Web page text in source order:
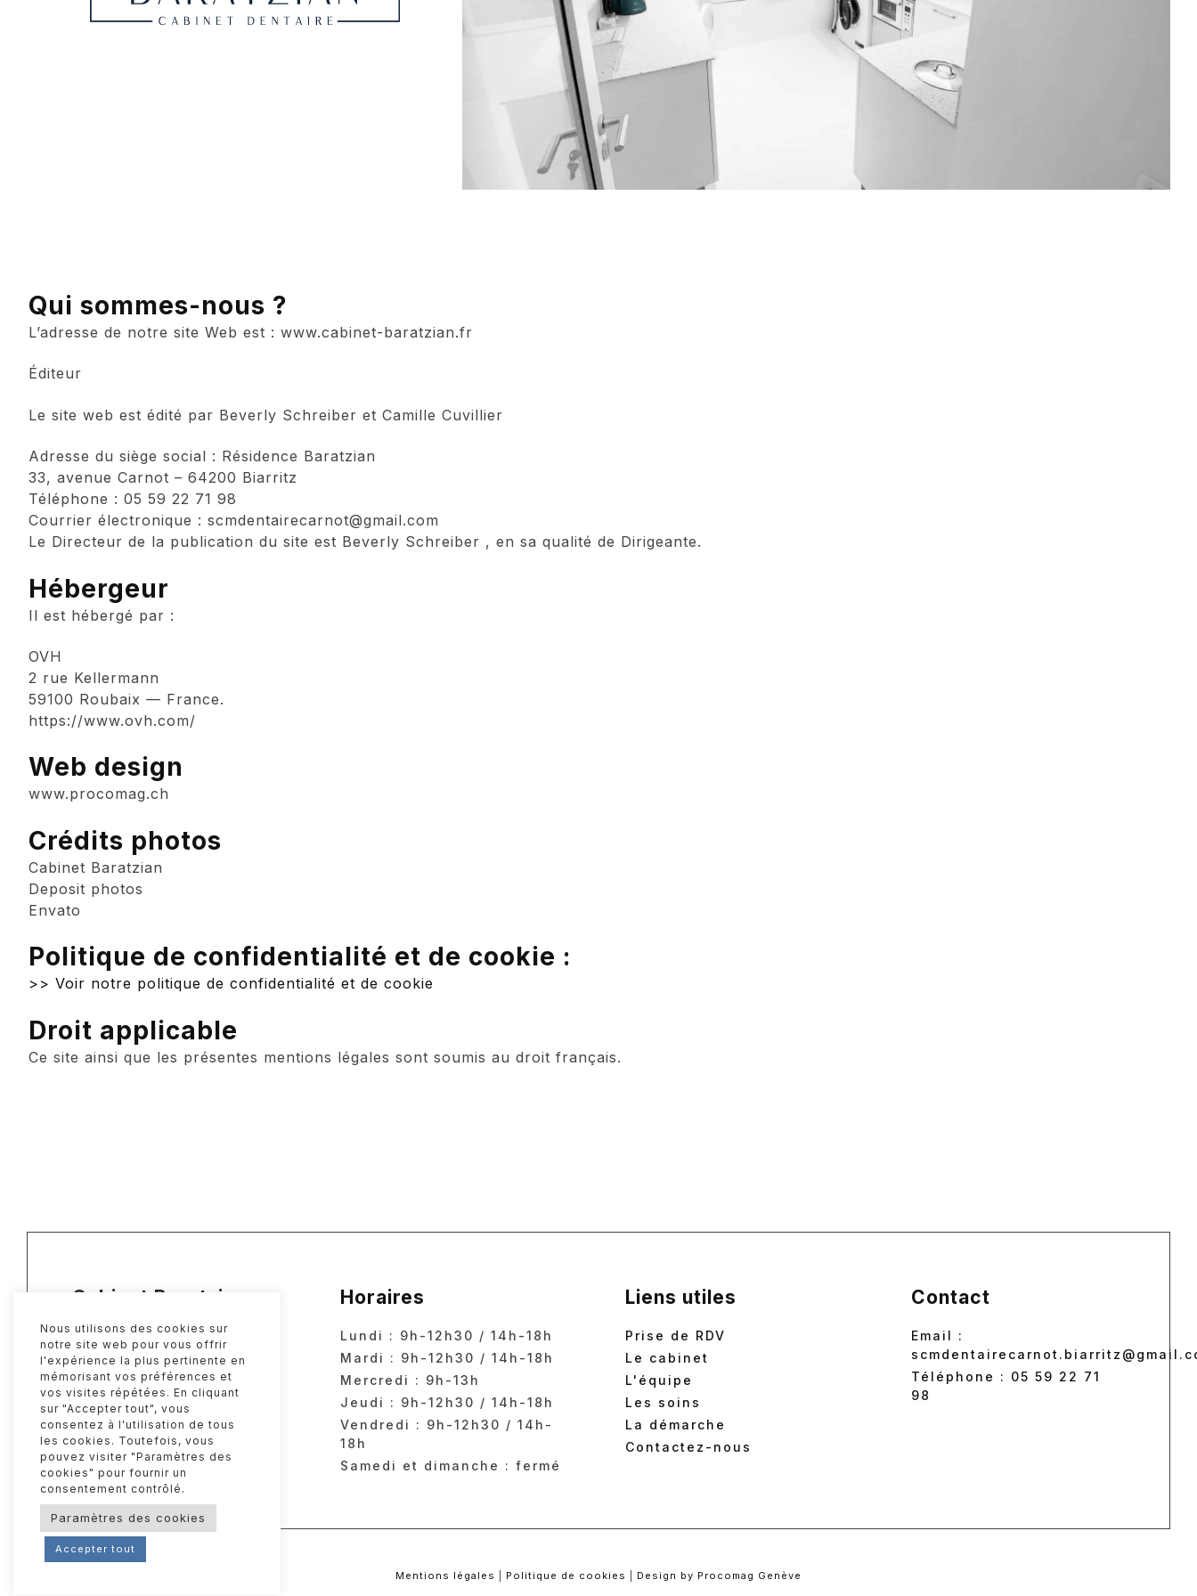
Qui sommes-nous ?
L’adresse de notre site Web est : www.cabinet-baratzian.fr
Éditeur
Le site web est édité par Beverly Schreiber et Camille Cuvillier
Adresse du siège social : Résidence Baratzian
33, avenue Carnot – 64200 Biarritz
Téléphone : 05 59 22 71 98
Courrier électronique : scmdentairecarnot@gmail.com
Le Directeur de la publication du site est Beverly Schreiber , en sa qualité de Dirigeante.
Hébergeur
Il est hébergé par :
OVH
2 rue Kellermann
59100 Roubaix — France.
https://www.ovh.com/
Web design
www.procomag.ch
Crédits photos
Cabinet Baratzian
Deposit photos
Envato
Politique de confidentialité et de cookie :
>> Voir notre politique de confidentialité et de cookie
Droit applicable
Ce site ainsi que les présentes mentions légales sont soumis au droit français.
Cabinet Baratzian
Résidence Baratzian
33, avenue Carnot
64200 Biarritz
Horaires
Lundi : 9h-12h30 / 14h-18h
Mardi : 9h-12h30 / 14h-18h
Mercredi : 9h-13h
Jeudi : 9h-12h30 / 14h-18h
Vendredi : 9h-12h30 / 14h-
18h
Samedi et dimanche : fermé
Liens utiles
Prise de RDV
Le cabinet
L'équipe
Les soins
La démarche
Contactez-nous
Contact
Email :
Téléphone : 05 59 22 71
98
Mentions légales Politique de cookies Design by Procomag Genève
Nous utilisons des cookies sur
notre site web pour vous offrir
l'expérience la plus pertinente en
mémorisant vos préférences et
vos visites répétées. En cliquant
sur "Accepter tout", vous
consentez à l'utilisation de tous
les cookies. Toutefois, vous
pouvez visiter "Paramètres des
cookies" pour fournir un
consentement contrôlé.
Paramètres des cookies
Accepter tout